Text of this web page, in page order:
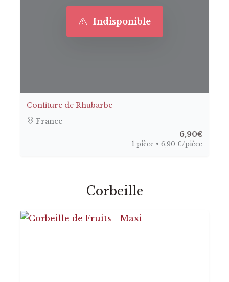
Indisponible
Confiture de Rhubarbe
France
6,90€
1 pièce • 6,90 €/pièce
Corbeille